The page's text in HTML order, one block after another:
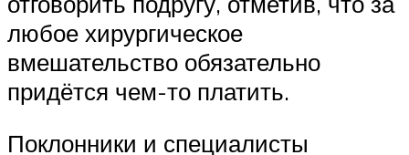
любое хирургическое
вмешательство обязательно
придётся чем-то платить.
Поклонники и специалисты